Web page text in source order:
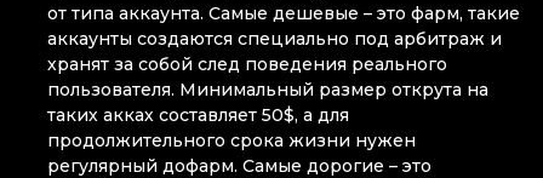
от типа аккаунта. Самые дешевые – это фарм, такие
аккаунты создаются специально под арбитраж и
хранят за собой след поведения реального
пользователя. Минимальный размер открута на
таких акках составляет 50$, а для
продолжительного срока жизни нужен
регулярный дофарм. Самые дорогие – это